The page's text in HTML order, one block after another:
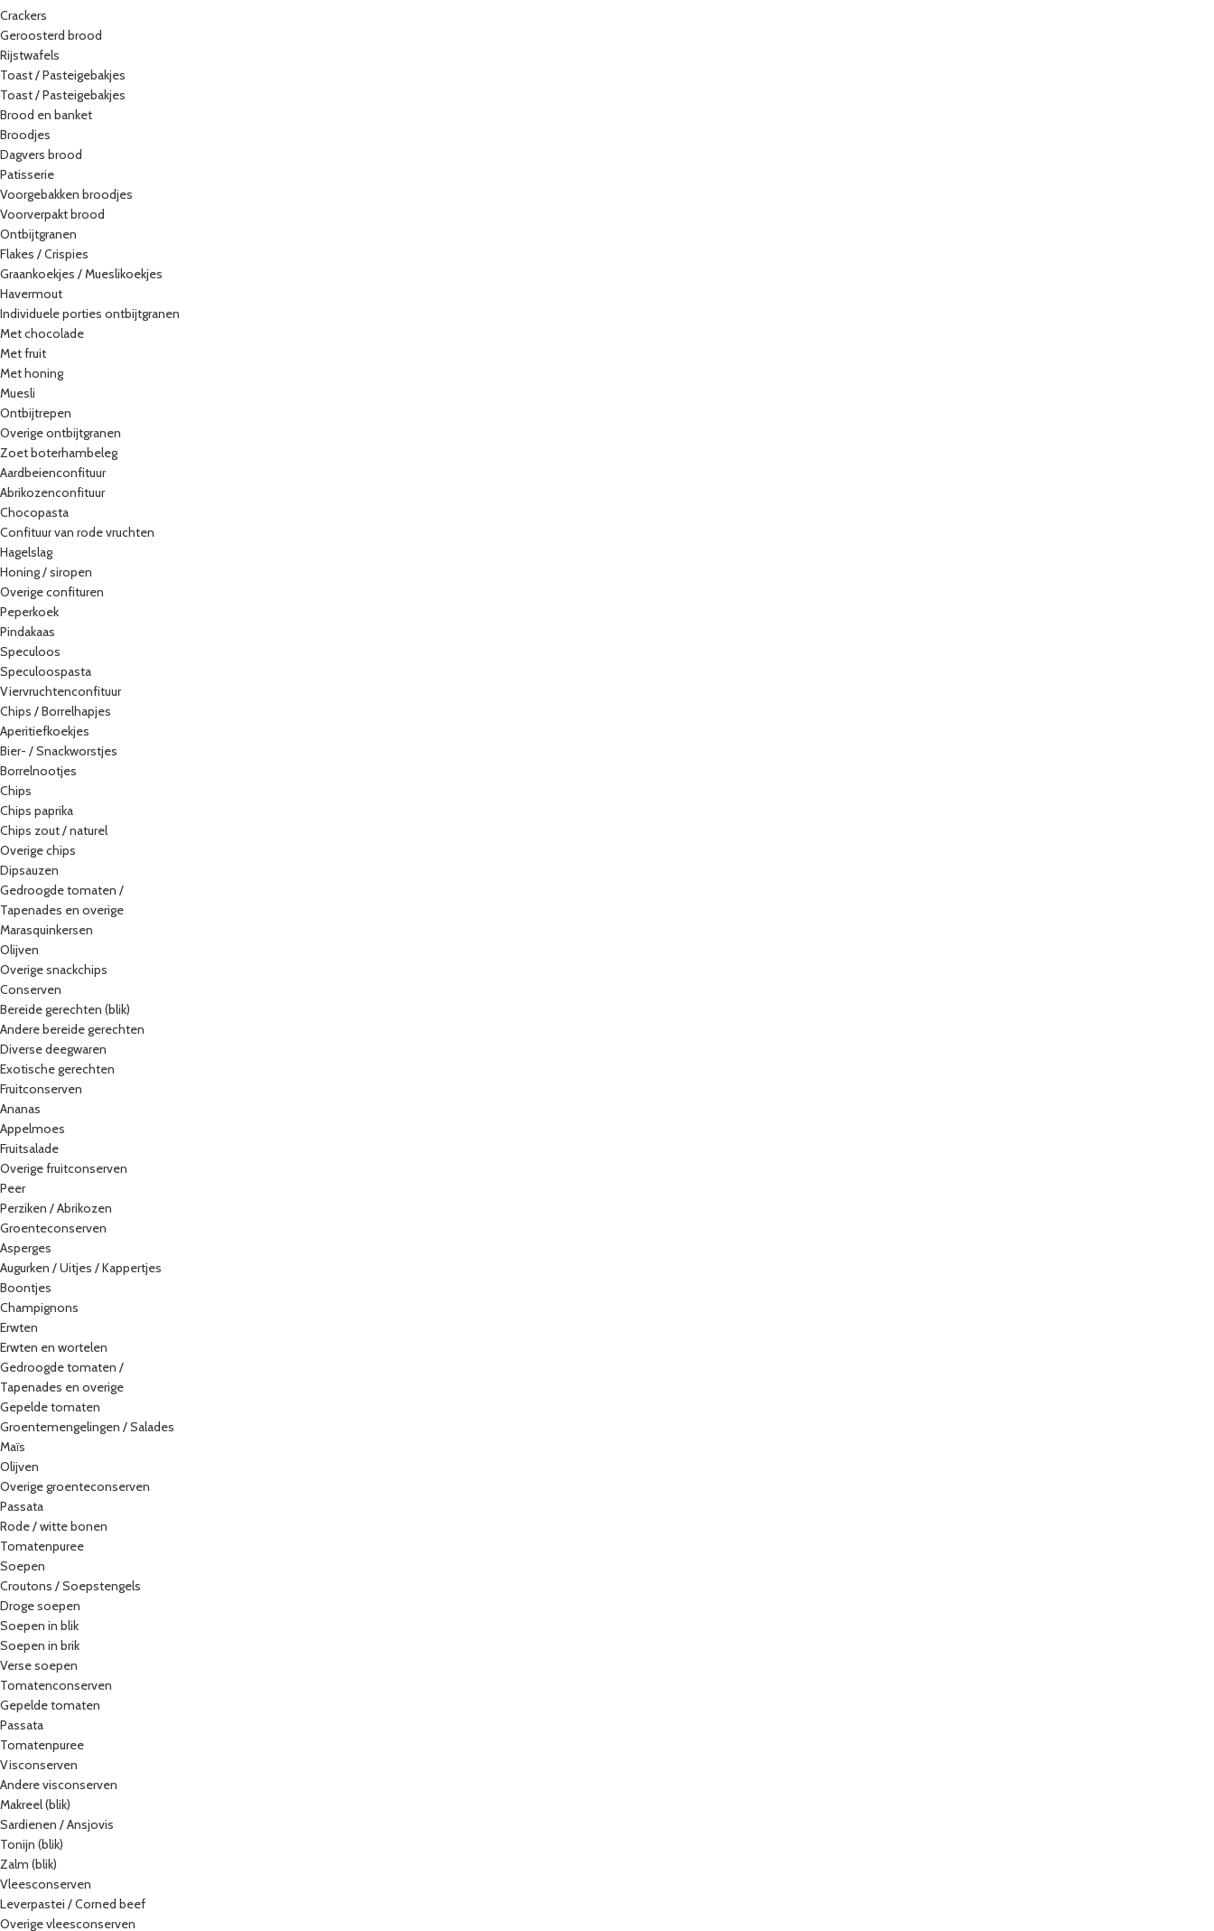
Crackers
Geroosterd brood
Rijstwafels
Toast / Pasteigebakjes
Toast / Pasteigebakjes
Brood en banket
Broodjes
Dagvers brood
Patisserie
Voorgebakken broodjes
Voorverpakt brood
Ontbijtgranen
Flakes / Crispies
Graankoekjes / Mueslikoekjes
Havermout
Individuele porties ontbijtgranen
Met chocolade
Met fruit
Met honing
Muesli
Ontbijtrepen
Overige ontbijtgranen
Zoet boterhambeleg
Aardbeienconfituur
Abrikozenconfituur
Chocopasta
Confituur van rode vruchten
Hagelslag
Honing / siropen
Overige confituren
Peperkoek
Pindakaas
Speculoos
Speculoospasta
Viervruchtenconfituur
Chips / Borrelhapjes
Aperitiefkoekjes
Bier- / Snackworstjes
Borrelnootjes
Chips
Chips paprika
Chips zout / naturel
Overige chips
Dipsauzen
Gedroogde tomaten /
Tapenades en overige
Marasquinkersen
Olijven
Overige snackchips
Conserven
Bereide gerechten (blik)
Andere bereide gerechten
Diverse deegwaren
Exotische gerechten
Fruitconserven
Ananas
Appelmoes
Fruitsalade
Overige fruitconserven
Peer
Perziken / Abrikozen
Groenteconserven
Asperges
Augurken / Uitjes / Kappertjes
Boontjes
Champignons
Erwten
Erwten en wortelen
Gedroogde tomaten /
Tapenades en overige
Gepelde tomaten
Groentemengelingen / Salades
Maïs
Olijven
Overige groenteconserven
Passata
Rode / witte bonen
Tomatenpuree
Soepen
Croutons / Soepstengels
Droge soepen
Soepen in blik
Soepen in brik
Verse soepen
Tomatenconserven
Gepelde tomaten
Passata
Tomatenpuree
Visconserven
Andere visconserven
Makreel (blik)
Sardienen / Ansjovis
Tonijn (blik)
Zalm (blik)
Vleesconserven
Leverpastei / Corned beef
Overige vleesconserven